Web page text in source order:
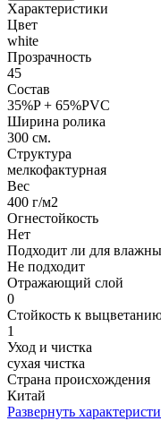
Характеристики
Цвет
white
Прозрачность
45
Состав
35%P + 65%PVC
Ширина ролика
300 см.
Структура
мелкофактурная
Вес
400 г/м2
Огнестойкость
Нет
Подходит ли для
Не подходит
Отражающий слой
0
Стойкость к
1
Уход и чистка
сухая чистка
Страна происхождения
Китай
Развернуть